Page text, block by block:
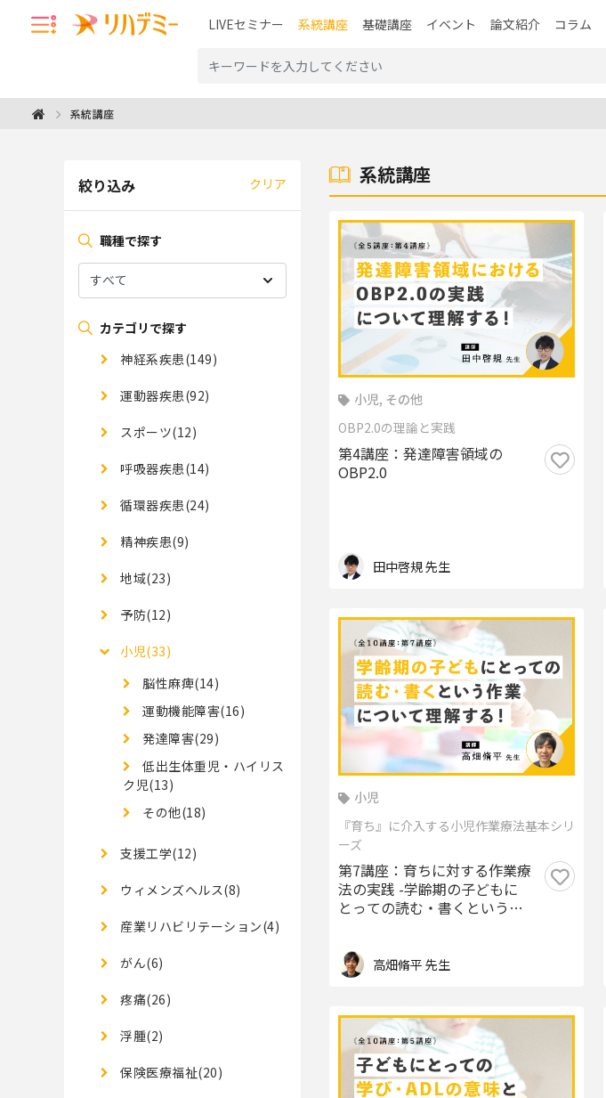
LIVEセミナー 系統講座 基礎講座 イベント 論文紹介 コラム
系統講座
絞り込み クリア
職種で探す
カテゴリで探す
神経系疾患(149)
運動器疾患(92)
スポーツ(12)
呼吸器疾患(14)
循環器疾患(24)
精神疾患(9)
地域(23)
予防(12)
小児(33)
脳性麻痺(14)
運動機能障害(16)
発達障害(29)
低出生体重児・ハイリス
ク児(13)
その他(18)
支援工学(12)
ウィメンズヘルス(8)
産業リハビリテーション(4)
がん(6)
疼痛(26)
浮腫(2)
保険医療福祉(20)
系統講座
小児, その他
OBP2.0の理論と実践
第4講座：発達障害領域の
OBP2.0
田中啓規 先生
小児
『育ち』に介入する小児作業療法基本シリ
ーズ
第7講座：育ちに対する作業療
法の実践 -学齢期の子どもに
とっての読む・書くという作
高畑脩平 先生